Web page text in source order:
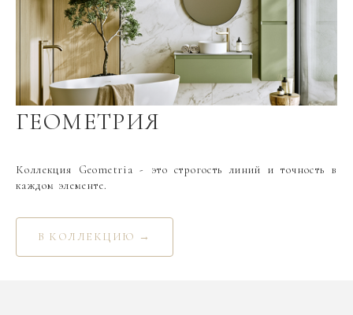
ГЕОМЕТРИЯ
Коллекция Geometria - это строгость линий и точность в
каждом элементе.
В КОЛЛЕКЦИЮ →